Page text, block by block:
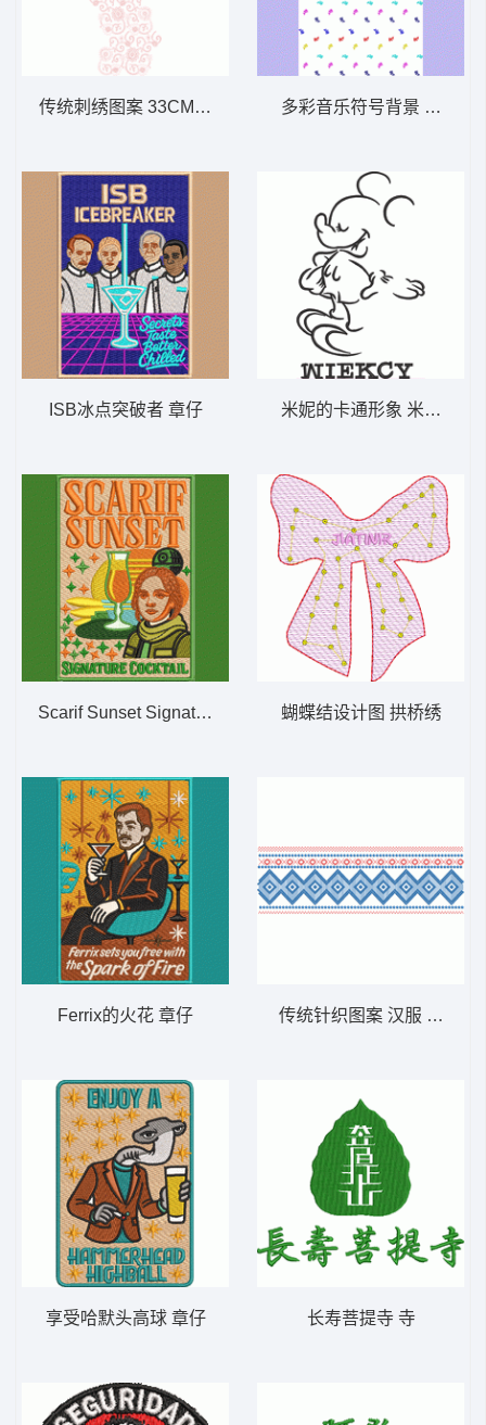
传统刺绣图案 33CM盘带棉格子布绣
ISB冰点突破者 章仔
Scarif Sunset Signature Cocktail 章仔
Ferrix的火花 章仔
享受哈默头高球 章仔
多彩音乐符号背景 小猫 匹
米妮的卡通形象 米老鼠
蝴蝶结设计图 拱桥绣
传统针织图案 汉服 条码
长寿菩提寺 寺